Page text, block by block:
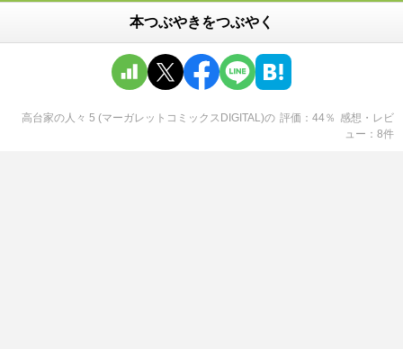
本つぶやきをつぶやく
高台家の人々 5 (マーガレットコミックスDIGITAL)の 評価 44％ 感想・レビ
ュー
8件